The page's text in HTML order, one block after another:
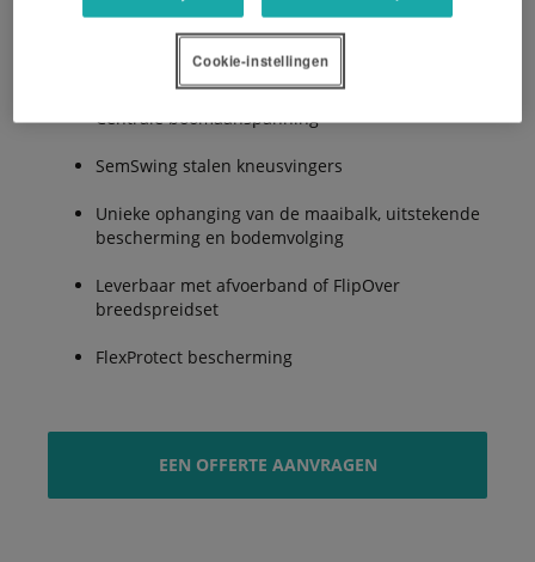
2.8, 3.2 en 3.6m werkbreedte
Centrale boomaanspanning
SemSwing stalen kneusvingers
Unieke ophanging van de maaibalk, uitstekende
bescherming en bodemvolging
Leverbaar met afvoerband of FlipOver
breedspreidset
FlexProtect bescherming
EEN OFFERTE AANVRAGEN
Cookie-instellingen